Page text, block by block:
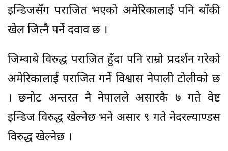
इन्डिजसँग पराजित भएको अमेरिकालाई पनि बाँकी
खेल जित्नै पर्ने दवाव छ ।
जिम्वाबे विरुद्ध पराजित हुँदा पनि राम्रो प्रदर्शन गरेको
अमेरिकालाई पराजित गर्ने विश्वास नेपाली टोलीको छ
। छनोट अन्तरत नै नेपालले असारकै ७ गते वेष्ट
इन्डिज विरुद्ध खेल्नेछ भने असार ९ गते नेदरल्याण्डस
विरुद्ध खेल्नेछ ।